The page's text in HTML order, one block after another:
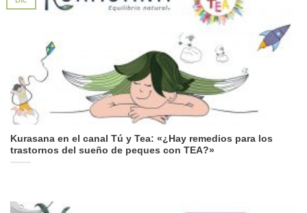
Kurasana en el canal Tú y Tea: «¿Hay remedios para los
trastornos del sueño de peques con TEA?»